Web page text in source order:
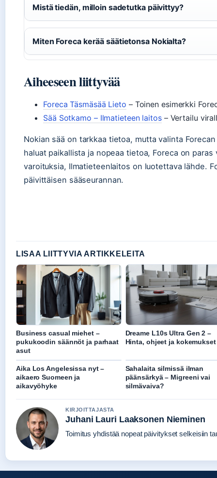
Mistä tiedän, milloin sadetutka päivittyy?
Miten Foreca kerää säätietonsa Nokialta?
Aiheeseen liittyvää
Foreca Täsmäsää Lieto – Toinen esimerkki
Sää Sotkamo – Ilmatieteen laitos– Vertailu
Nokian sää on tarkkaa tietoa, mutta valinta
haluat paikallista ja nopeaa tietoa, Foreca on
varoituksia, Ilmatieteenlaitos on luotettava lähde.
päivittäisen sääseurannan.
LISAA LIITTYVIA ARTIKKELEITA
Business casual miehet –
pukukoodin säännöt ja parhaat
asut
Dreame L10s Ultra Gen 2 –
Hinta, ohjeet ja kokemukset
Aika Los Angelesissa nyt –
aikaero Suomeen ja
aikavyöhyke
Sahalaita silmissä ilman
päänsärkyä – Migreeni vai
silmävaiva?
KIRJOITTAJASTA
Juhani Lauri Laaksonen Nieminen
Toimitus yhdistää nopeat päivitykset selkeisiin